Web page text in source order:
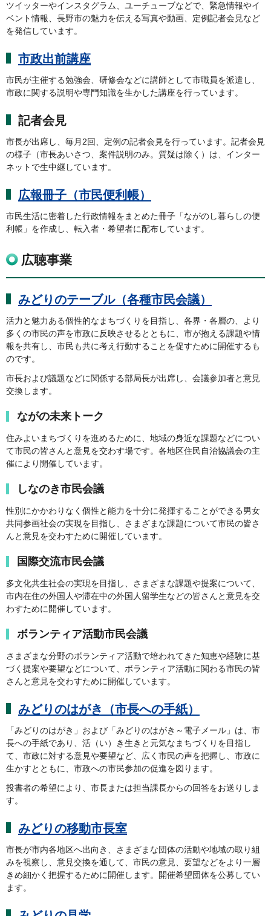
ツイッターやインスタグラム、ユーチューブなどで、緊急情報やイ
ベント情報、長野市の魅力を伝える写真や動画、定例記者会見など
を発信しています。
市政出前講座
市民が主催する勉強会、研修会などに講師として市職員を派遣し、
市政に関する説明や専門知識を生かした講座を行っています。
記者会見
市長が出席し、毎月2回、定例の記者会見を行っています。記者会見
の様子（市長あいさつ、案件説明のみ。質疑は除く）は、インター
ネットで生中継しています。
広報冊子（市民便利帳）
市民生活に密着した行政情報をまとめた冊子「ながのし暮らしの便
利帳」を作成し、転入者・希望者に配布しています。
広聴事業
みどりのテーブル（各種市民会議）
活力と魅力ある個性的なまちづくりを目指し、各界・各層の、より
多くの市民の声を市政に反映させるとともに、市が抱える課題や情
報を共有し、市民も共に考え行動することを促すために開催するも
のです。
市長および議題などに関係する部局長が出席し、会議参加者と意見
交換します。
ながの未来トーク
住みよいまちづくりを進めるために、地域の身近な課題などについ
て市民の皆さんと意見を交わす場です。各地区住民自治協議会の主
催により開催しています。
しなのき市民会議
性別にかかわりなく個性と能力を十分に発揮することができる男女
共同参画社会の実現を目指し、さまざまな課題について市民の皆さ
んと意見を交わすために開催しています。
国際交流市民会議
多文化共生社会の実現を目指し、さまざまな課題や提案について、
市内在住の外国人や滞在中の外国人留学生などの皆さんと意見を交
わすために開催しています。
ボランティア活動市民会議
さまざまな分野のボランティア活動で培われてきた知恵や経験に基
づく提案や要望などについて、ボランティア活動に関わる市民の皆
さんと意見を交わすために開催しています。
みどりのはがき（市長への手紙）
「みどりのはがき」および「みどりのはがき～電子メール」は、市
長への手紙であり、活（い）き生きと元気なまちづくりを目指し
て、市政に対する意見や要望など、広く市民の声を把握し、市政に
生かすとともに、市政への市民参加の促進を図ります。
投書者の希望により、市長または担当課長からの回答をお送りしま
す。
みどりの移動市長室
市長が市内各地区へ出向き、さまざまな団体の活動や地域の取り組
みを視察し、意見交換を通して、市民の意見、要望などをより一層
きめ細かく把握するために開催します。開催希望団体を公募してい
ます。